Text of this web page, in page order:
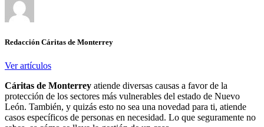
Redacción Cáritas de Monterrey
Ver artículos
Cáritas de Monterrey atiende diversas causas a favor de la
protección de los sectores más vulnerables del estado de Nuevo
León. También, y quizás esto no sea una novedad para ti, atiende
casos específicos de personas en necesidad. Lo que seguramente no